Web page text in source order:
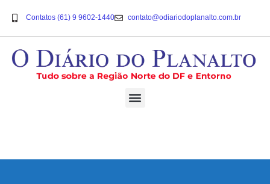
Contatos (61) 9 9602-1440 contato@odiariodoplanalto.com.br